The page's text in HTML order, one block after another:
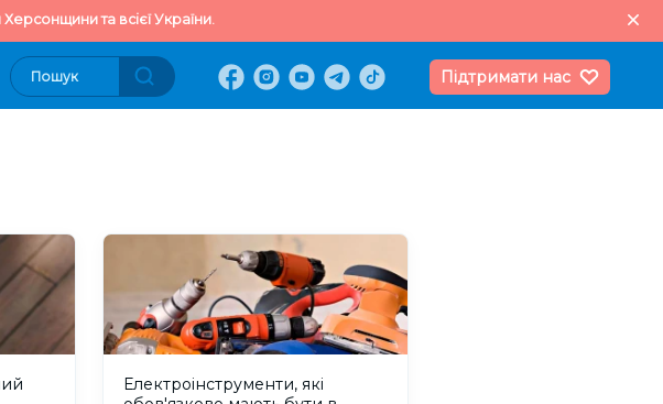
та всієї України.
Підтримати нас
Електроінструменти, які